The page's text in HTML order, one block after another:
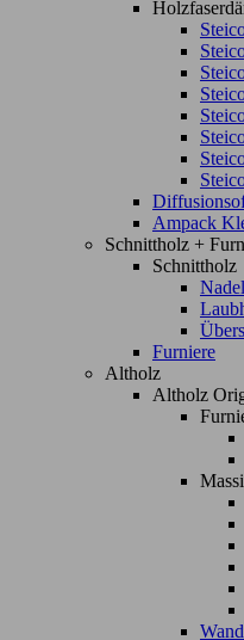
Ampack
Schnittholz +
Schnittholz
Furniere
Altholz
Altholz